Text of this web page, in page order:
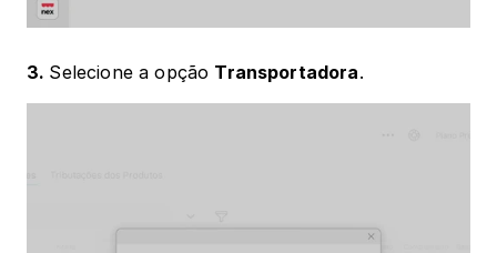
3. Selecione a opção Transportadora.